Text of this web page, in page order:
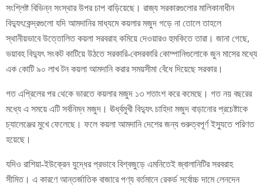
সংশ্লিষ্ট বিভিন্ন সংস্থার উপর চাপ বাড়িয়েছে। রাজ্য সরকারগুলোর মালিকানাধীন
বিদ্যুৎকেন্দ্রগুলো যদি আমদানির মাধ্যমে কয়লার মজুদ গড়ে না তোলে তাহলে
স্থানীয়ভাবে উত্তোলিত কয়লা সরবরাহ কমিয়ে দেওয়ারও হুমকিতে তারা। জানা গেছে,
ভয়াবহ বিদ্যুৎ সংকট কাটিয়ে উঠতে সরকারি-বেসরকারি কোম্পানিগুলোকে জুন মাসের মধ্যে
এক কোটি ৯০ লাখ টন কয়লা আমদানি করার সময়সীমা বেঁধে দিয়েছে সরকার।
গত এপ্রিলের পর থেকে ভারতে কয়লার মজুদ ১৩ শতাংশ করে কমেছে। গত নয় বছরের
মধ্যে এ সময়ে এটি সর্বনিম্ন মজুদ। ঊর্ধ্বমুখী বিদ্যুৎ চাহিদা মজুদ বাড়ানোর প্রচেষ্টাকে
চ্যালেঞ্জের মুখে ফেলেছে। ফলে কয়লা আমদানি দেশের জন্য গুরুত্বপূর্ণ ইস্যুতে পরিণত
হয়েছে।
যদিও রাশিয়া-ইউক্রেন যুদ্ধের প্রভাবে বিশ্বজুড়ে এমনিতেই জ্বালানিটির সরবরাহ
সীমিত। এ কারণে আন্তর্জাতিক বাজারে পণ্য বর্তমানে রেকর্ড সর্বোচ্চ দামে লেনদেন